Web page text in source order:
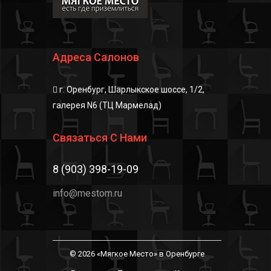
Адреса Салонов
г. Оренбург, Шарлыкское шоссе, 1/2,
галерея N6 (ТЦ Мармелад)
Связаться С Нами
8 (903) 398-19-09
info@mestom.ru
© 2026 «Мягкое Место» в Оренбурге